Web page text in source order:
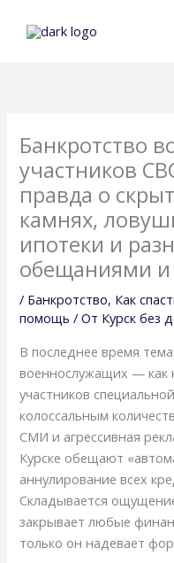
Банкротство
участников
правда о
камнях,
ипотеки и
обещаниями и
/ Банкротство, Как
помощь / От Курск без
В последнее время
военнослужащих — как
участников
колоссальным
СМИ и агрессивная
Курске обещают
аннулирование всех
Складывается
закрывает любые
только он надевает